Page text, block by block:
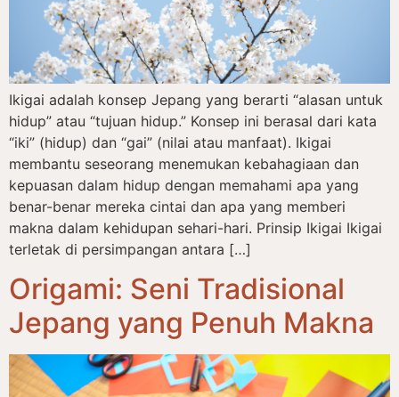
Ikigai adalah konsep Jepang yang berarti “alasan untuk
hidup” atau “tujuan hidup.” Konsep ini berasal dari kata
“iki” (hidup) dan “gai” (nilai atau manfaat). Ikigai
membantu seseorang menemukan kebahagiaan dan
kepuasan dalam hidup dengan memahami apa yang
benar-benar mereka cintai dan apa yang memberi
makna dalam kehidupan sehari-hari. Prinsip Ikigai Ikigai
terletak di persimpangan antara […]
Origami: Seni Tradisional
Jepang yang Penuh Makna